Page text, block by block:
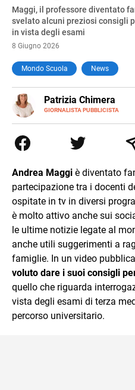
Maggi, il professore diventato
svelato alcuni preziosi consigli
in vista degli esami
8 Giugno 2026
Mondo Scuola News
Patrizia Chimera
GIORNALISTA PUBBLICISTA
E-
MAIL
LINKEDIN
collaborato con grandi
comunicazione
Andrea Maggi è diventato
partecipazione tra i docenti
ospitate in tv in diversi
è molto attivo anche sui
le ultime notizie legate al
anche utili suggerimenti a
famiglie. In un video
voluto dare i suoi consigli
quello che riguarda
vista degli esami di terza
percorso universitario.